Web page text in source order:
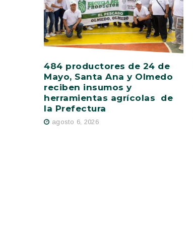
484 productores de 24 de
Mayo, Santa Ana y Olmedo
reciben insumos y
herramientas agrícolas de
la Prefectura
agosto 6, 2026